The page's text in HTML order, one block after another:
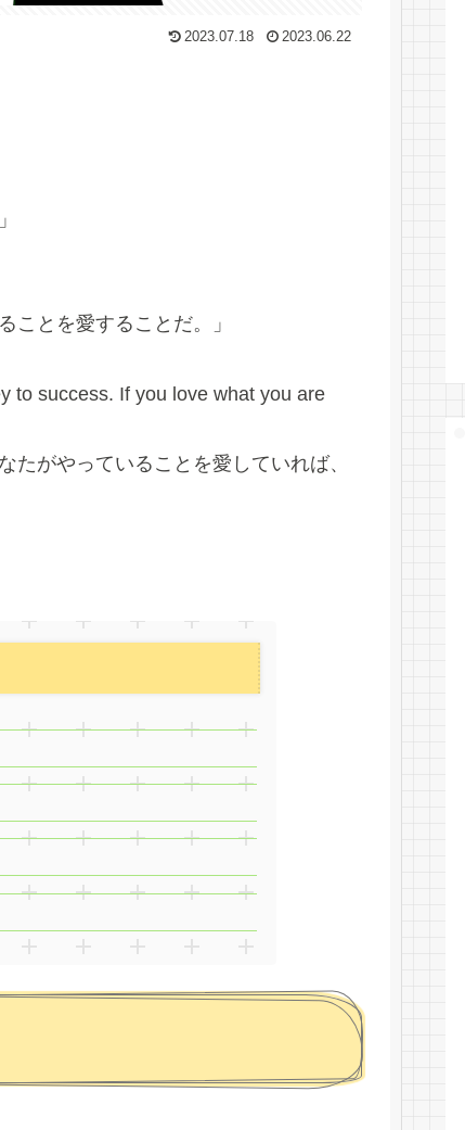
2023.07.18 2023.06.22
ことを愛することだ。」
to success. If you love what you are
たがやっていることを愛していれば、